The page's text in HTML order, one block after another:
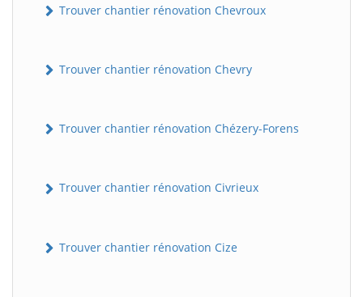
Trouver chantier rénovation Chevroux
Trouver chantier rénovation Chevry
Trouver chantier rénovation Chézery-Forens
Trouver chantier rénovation Civrieux
Trouver chantier rénovation Cize